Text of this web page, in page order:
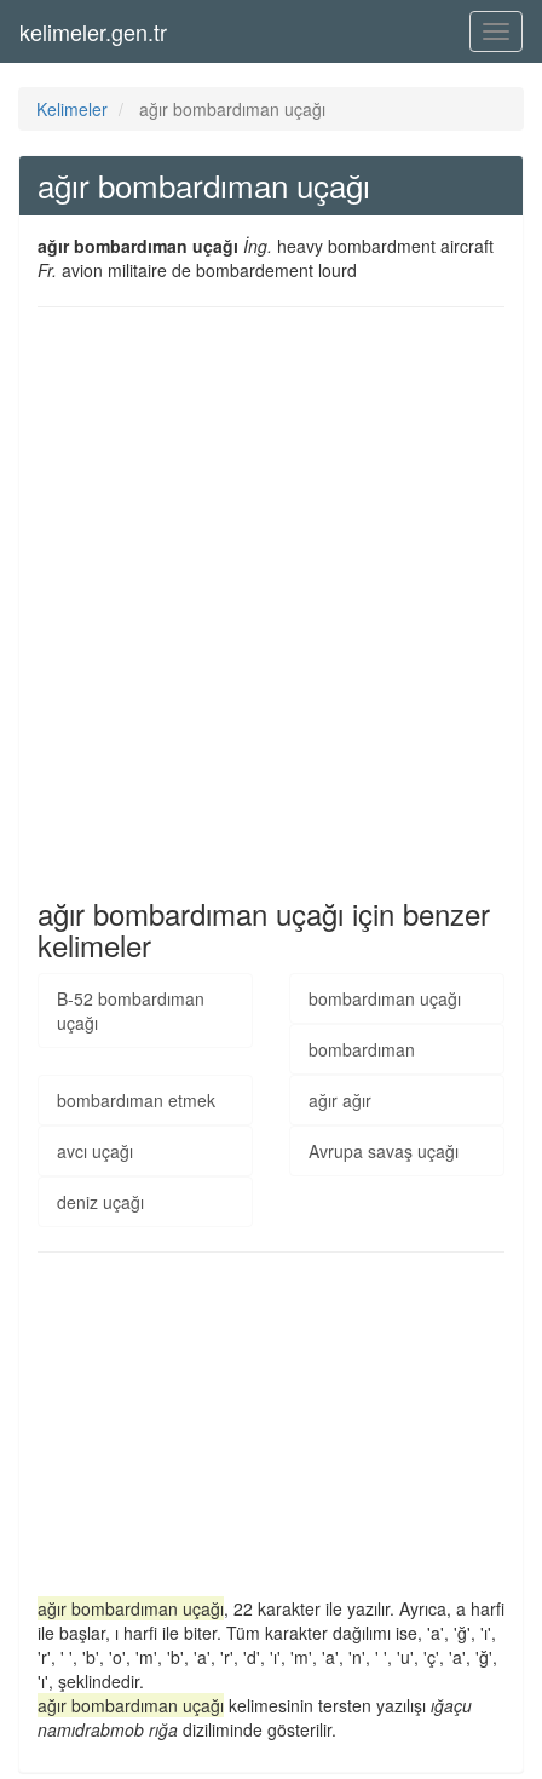
Menü
kelimeler.gen.tr
Kelimeler ağır bombardıman uçağı
ağır bombardıman uçağı
ağır bombardıman uçağı İng. heavy bombardment aircraft
Fr. avion militaire de bombardement lourd
ağır bombardıman uçağı için benzer
kelimeler
B-52 bombardıman
uçağı
bombardıman uçağı
bombardıman
bombardıman etmek ağır ağır
avcı uçağı Avrupa savaş uçağı
deniz uçağı
ağır bombardıman uçağı, 22 karakter ile yazılır. Ayrıca, a harfi
ile başlar, ı harfi ile biter. Tüm karakter dağılımı ise, 'a', 'ğ', 'ı',
'r', ' ', 'b', 'o', 'm', 'b', 'a', 'r', 'd', 'ı', 'm', 'a', 'n', ' ', 'u', 'ç', 'a', 'ğ',
'ı', şeklindedir.
ağır bombardıman uçağı kelimesinin tersten yazılışı ığaçu
namıdrabmob rığa diziliminde gösterilir.